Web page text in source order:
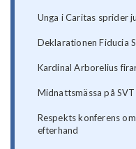
Unga i Caritas sprider
Deklarationen Fiducia
Kardinal Arborelius
Midnattsmässa på
Respekts konferens
efterhand